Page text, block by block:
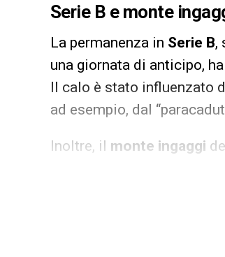
Serie B e monte
La permanenza in Serie B,
una giornata di anticipo,
Il calo è stato influenzato
ad esempio, dal
Inoltre, il monte ingaggi
rispetto